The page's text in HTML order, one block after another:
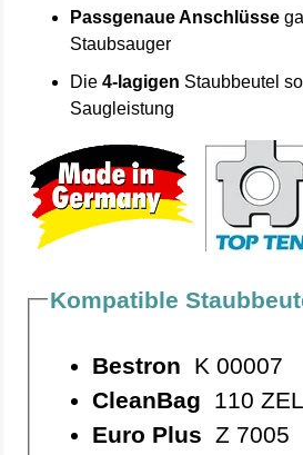
Passgenaue Anschlüsse
Staubsauger
Die4-lagigen Staubbeutel
Saugleistung
Kompatible
Bestron K 00007
CleanBag 110
Euro Plus Z 7005